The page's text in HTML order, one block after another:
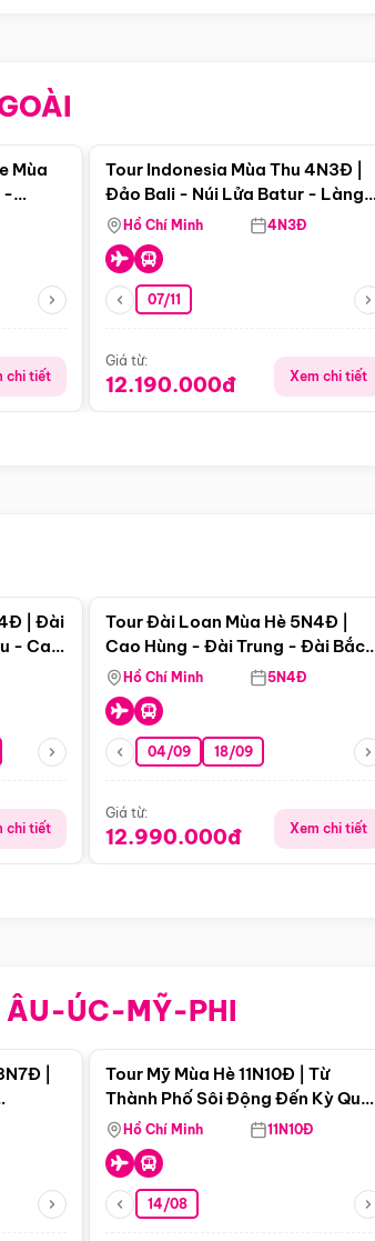
nổi bật
Mùa
-
chi tiết
Tour Indonesia Mùa Thu 4N3Đ |
Đảo Bali - Núi Lửa Batur - Làng
Penglipuran
Hồ Chí Minh 4N3Đ
07/11
Giá từ:
12.190.000đ Xem chi tiết
bật
| Đài
- Cao
chi tiết
Tour Đài Loan Mùa Hè 5N4Đ |
Cao Hùng - Đài Trung - Đài Bắc
(Bay Vj)
Hồ Chí Minh 5N4Đ
04/09 18/09
Giá từ:
12.990.000đ Xem chi tiết
ÂU-ÚC-MỸ-PHI
bật
|
Tour Mỹ Mùa Hè 11N10Đ | Từ
Thành Phố Sôi Động Đến Kỳ Quan
Thiên Nhiên Mỹ
Hồ Chí Minh 11N10Đ
14/08